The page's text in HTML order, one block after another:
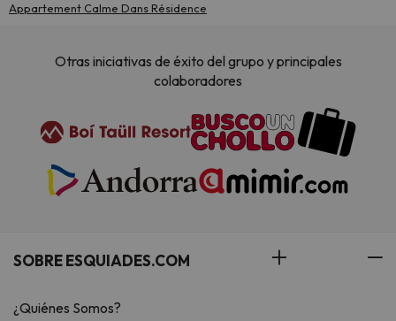
Appartement Calme Dans Résidence
Otras iniciativas de éxito del grupo y principales
colaboradores
SOBRE ESQUIADES.COM
¿Quiénes Somos?